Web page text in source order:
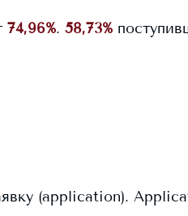
74,96%. 58,73%
(application).